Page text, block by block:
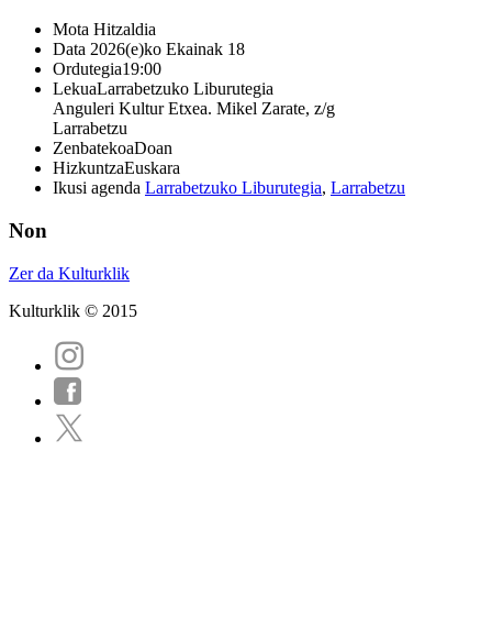
Mota Hitzaldia
Data 2026(e)ko Ekainak 18
Ordutegia19:00
LekuaLarrabetzuko Liburutegia
Anguleri Kultur Etxea. Mikel Zarate, z/g
Larrabetzu
ZenbatekoaDoan
HizkuntzaEuskara
Ikusi agenda Larrabetzuko Liburutegia, Larrabetzu
Non
Zer da Kulturklik
Kulturklik © 2015